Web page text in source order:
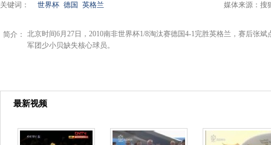
关键词： 世界杯 德国 英格兰 媒体来源： 搜
简介：
北京时间6月27日，2010南非世界杯1/8淘汰赛德国4-1完胜英格兰，赛后张
军团少小贝缺失核心球员。
最新视频